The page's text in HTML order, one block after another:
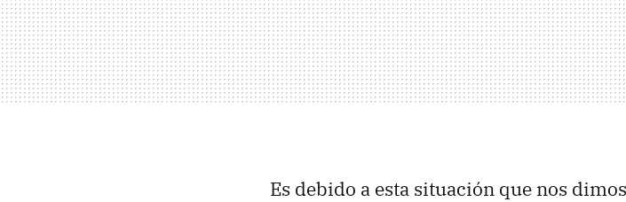
Es debido a esta situación que nos